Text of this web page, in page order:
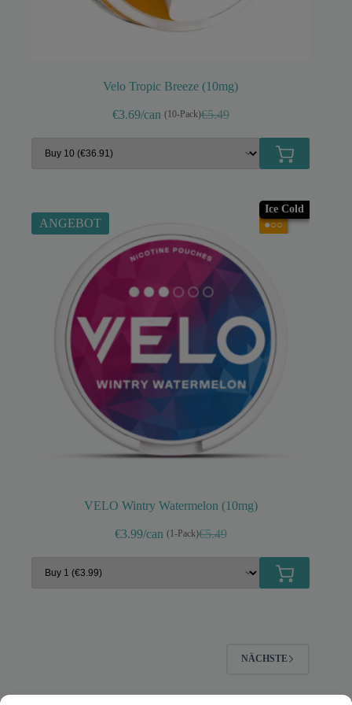
Velo Tropic Breeze (10mg)
€5.49
Ursprünglicher
€3.69/can (10-Pack)
Aktueller
ANGEBOT
Ice Cold
●○○
VELO Wintry Watermelon (10mg)
€5.49
Ursprünglicher
Preis
€3.99/can (1-Pack)
Aktueller
Preis
NÄCHSTE